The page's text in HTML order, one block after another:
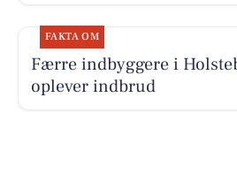
FAKTA OM
Færre indbyggere i
oplever indbrud